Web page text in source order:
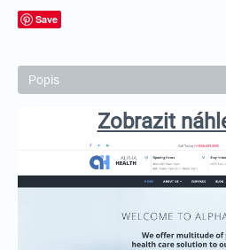
Save
Popis
Zobrazit